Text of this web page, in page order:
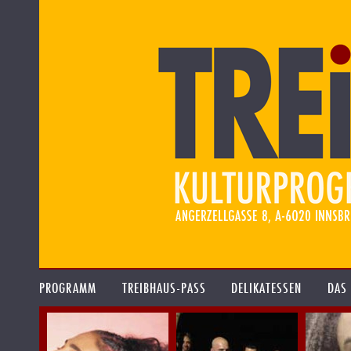
PROGRAMM TREIBHAUS-PASS DELIKATESSEN